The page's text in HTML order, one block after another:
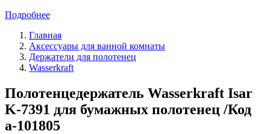
Подробнее
Главная
Аксессуары для ванной комнаты
Держатели для полотенец
Wasserkraft
Полотенцедержатель Wasserkraft Isar
K-7391 для бумажных полотенец /Код
a-101805